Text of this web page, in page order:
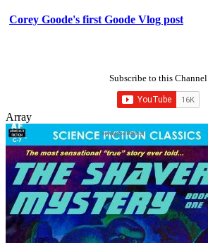
Corey Goode's first Goode Vlog post
Subscribe to this Channel
Array